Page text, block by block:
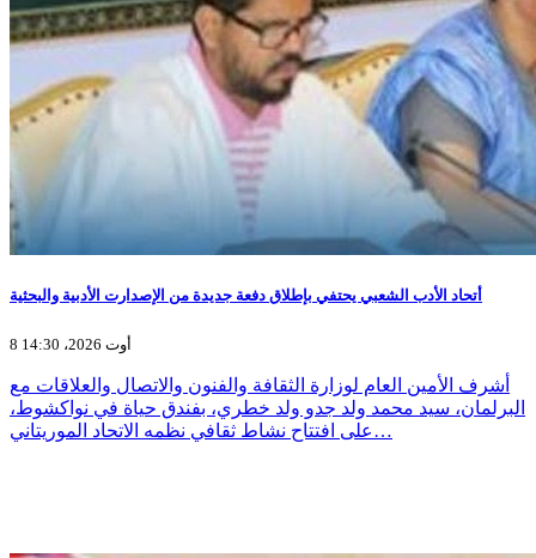
أتحاد الأدب الشعبي يحتفي بإطلاق دفعة جديدة من الإصدارت الأدبية والبحثية
8 أوت 2026، 14:30
أشرف الأمين العام لوزارة الثقافة والفنون والاتصال والعلاقات مع
البرلمان، سيد محمد ولد جدو ولد خطري، بفندق حياة في نواكشوط،
على افتتاح نشاط ثقافي نظمه الاتحاد الموريتاني…